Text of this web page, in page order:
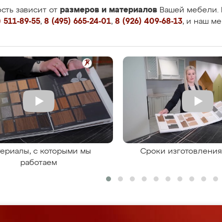
зависит от размеров и материалов Вашей мебели.
89-55, 8 (495) 665-24-01, 8 (926) 409-68-13, и наш
с которыми мы
работаем
Сроки